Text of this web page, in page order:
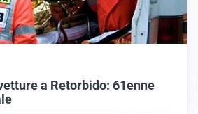
a Retorbido: 61enne